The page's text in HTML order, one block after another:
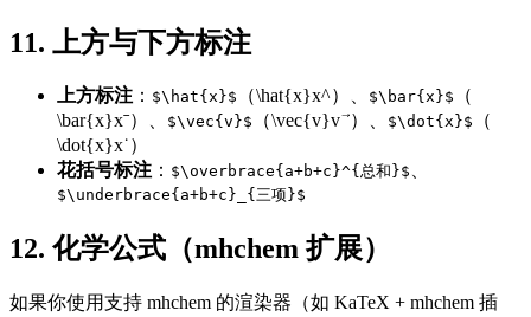
11. 上方与下方标注
上方标注 ： $\hat{x}$ （\hat{x}x^）、 $\bar{x}$
（
\bar{x}xˉ）、 $\vec{v}$ （\vec{v}v ）、 $\dot{x}$
（
\dot{x}x˙）
花括号标注 ： $\overbrace{a+b+c}^{总和}$ 、
$\underbrace{a+b+c}_{三项}$
12. 化学公式（mhchem 扩展）
如果你使用支持 mhchem 的渲染器（如 KaTeX + mhchem 插